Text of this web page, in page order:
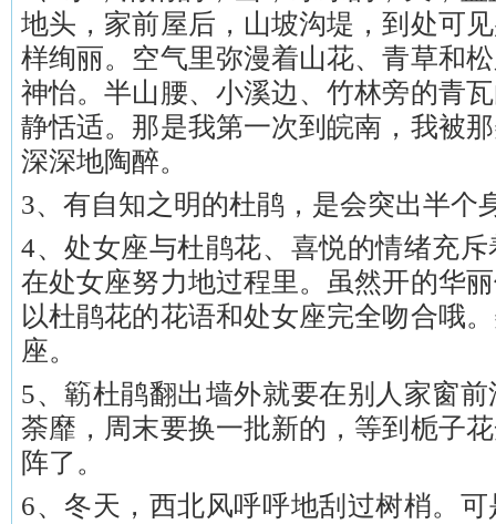
地头，家前屋后，山坡沟堤，到处可
样绚丽。空气里弥漫着山花、青草和
神怡。半山腰、小溪边、竹林旁的青
静恬适。那是我第一次到皖南，我被
深深地陶醉。
3、有自知之明的杜鹃，是会突出半个
4、处女座与杜鹃花、喜悦的情绪充
在处女座努力地过程里。虽然开的华
以杜鹃花的花语和处女座完全吻合哦
座。
5、簕杜鹃翻出墙外就要在别人家窗
荼靡，周末要换一批新的，等到栀子
阵了。
6、冬天，西北风呼呼地刮过树梢。